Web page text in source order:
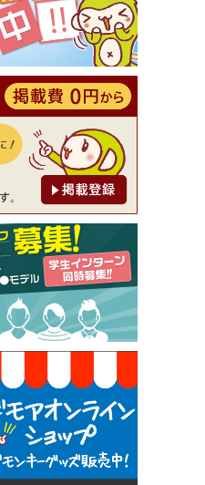
ース 3,500円→3,000円（料
（創作イタリアン Pia Cu
理全品20％OFF ※18時以
Cuore（ピアクオーレ））
引 特価 鼻毛脱毛 半額 2,2
専門ワックス脱毛サロン Mi
つ毛カール 3,850円→ 2,7
ミエール））
（餃子酒場たっちゃん 西